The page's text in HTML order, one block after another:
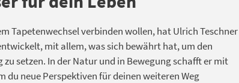
Tapetenwechsel verbinden wollen, hat Ulrich Teschner
mit allem, was sich bewährt hat, um den
setzen. In der Natur und in Bewegung schafft er mit
du neue Perspektiven für deinen weiteren Weg